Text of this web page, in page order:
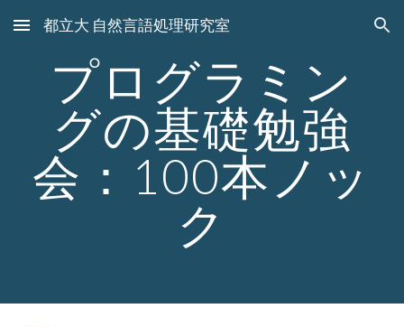
Skip to main content Skip to navigation
都立大 自然言語処理研究室
プログラミン
グの基礎勉強
会： 100本ノッ
ク